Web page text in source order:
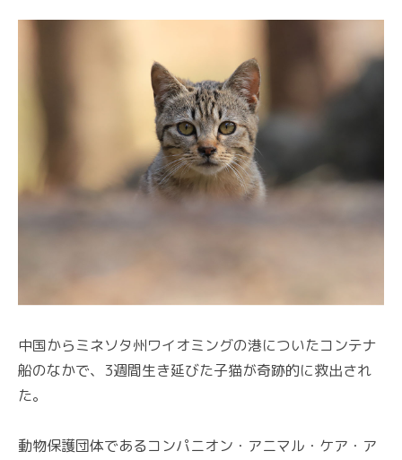
中国からミネソタ州ワイオミングの港についたコンテナ
船のなかで、3週間生き延びた子猫が奇跡的に救出され
た。
動物保護団体であるコンパニオン・アニマル・ケア・ア